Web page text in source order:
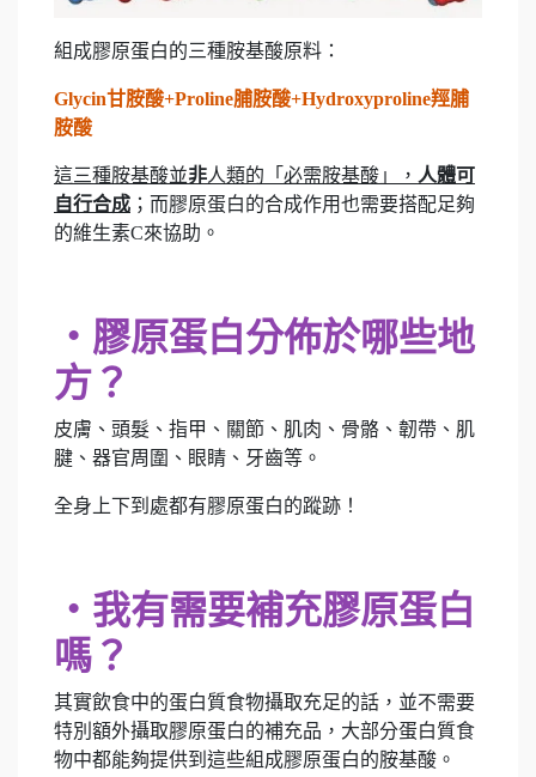
組成膠原蛋白的三種胺基酸原料：
Glycin甘胺酸+Proline脯胺酸+Hydroxyproline羥脯
胺酸
這三種胺基酸並非人類的「必需胺基酸」， 人體可
自行合成 ；而膠原蛋白的合成作用也需要搭配足夠
的維生素C來協助。
‧膠原蛋白分佈於哪些地
方？
皮膚、頭髮、指甲、關節、肌肉、骨骼、韌帶、肌
腱、器官周圍、眼睛、牙齒等。
全身上下到處都有膠原蛋白的蹤跡！
‧我有需要補充膠原蛋白
嗎？
其實飲食中的蛋白質食物攝取充足的話，並不需要
特別額外攝取膠原蛋白的補充品，大部分蛋白質食
物中都能夠提供到這些組成膠原蛋白的胺基酸。